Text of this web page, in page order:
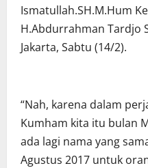
Ismatullah.SH.M.Hum
H.Abdurrahman Tardjo
Jakarta, Sabtu (14/2).
“Nah, karena dalam
Kumham kita itu bulan
ada lagi nama yang
Agustus 2017 untuk